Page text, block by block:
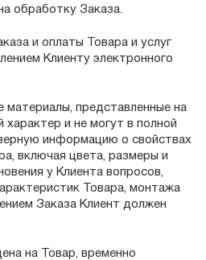
обработку Заказа.
и оплаты Товара и услуг
Клиенту электронного
материалы, представленные на
характер и не могут в полной
информацию о свойствах
включая цвета, размеры и
у Клиента вопросов,
Товара, монтажа
Заказа Клиент должен
на Товар, временно